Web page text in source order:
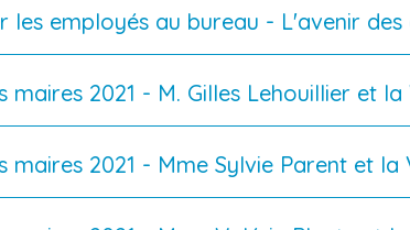
les employés au bureau - L'avenir
maires 2021 - M. Gilles Lehouillier et
maires 2021 - Mme Sylvie Parent et la